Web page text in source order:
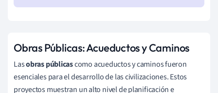
Obras Públicas: Acueductos y Caminos
Lasobras públicascomo acueductos y caminos fueron
esenciales para el desarrollo de las civilizaciones. Estos
proyectos muestran un alto nivel de planificación e